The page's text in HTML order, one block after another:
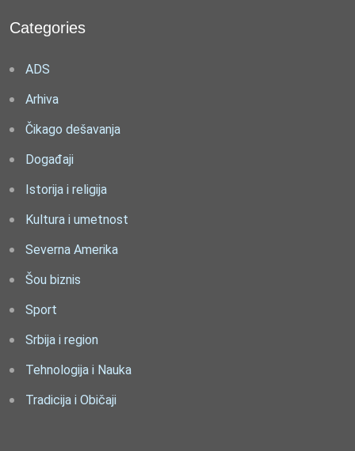
Categories
ADS
Arhiva
Čikago dešavanja
Događaji
Istorija i religija
Kultura i umetnost
Severna Amerika
Šou biznis
Sport
Srbija i region
Tehnologija i Nauka
Tradicija i Običaji